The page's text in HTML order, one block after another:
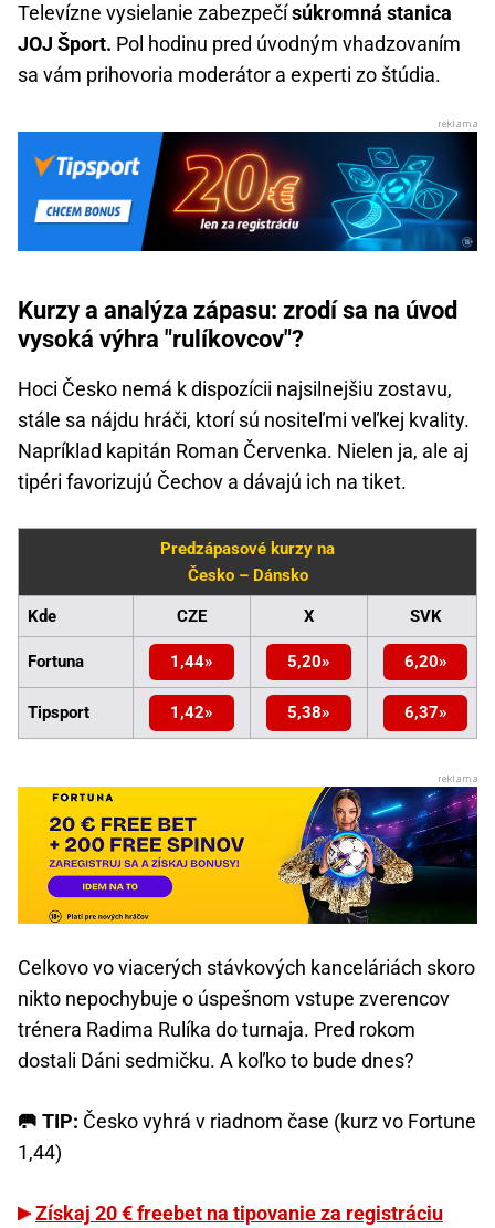
Televízne vysielanie zabezpečísúkromná stanica
JOJ Šport. Pol hodinu pred úvodným vhadzovaním
sa vám prihovoria moderátor a experti zo štúdia.
Kurzy a analýza zápasu: zrodí sa na úvod
vysoká výhra "rulíkovcov"?
Hoci Česko nemá k dispozícii najsilnejšiu zostavu,
stále sa nájdu hráči, ktorí sú nositeľmi veľkej kvality.
Napríklad kapitán Roman Červenka. Nielen ja, ale aj
tipéri favorizujú Čechov a dávajú ich na tiket.
Predzápasové kurzy na
Česko – Dánsko
Kde CZE X SVK
Fortuna 1,44 5,20 6,20
Tipsport 1,42 5,38 6,37
Celkovo vo viacerých stávkových kanceláriách skoro
nikto nepochybuje o úspešnom vstupe zverencov
trénera Radima Rulíka do turnaja. Pred rokom
dostali Dáni sedmičku. A koľko to bude dnes?
🥅 TIP: Česko vyhrá v riadnom čase (kurz vo Fortune
1,44)
Získaj 20 € freebet na tipovanie za registráciu